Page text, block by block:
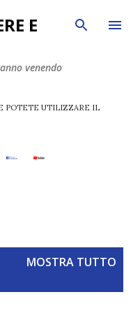
principali
E
venendo
POTETE UTILIZZARE IL
MOSTRA TUTTO